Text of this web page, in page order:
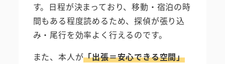
す。日程が決まっており、移動・宿泊の時
間もある程度読めるため、探偵が張り込
み・尾行を効率よく行えるのです。
また、本人が「出張＝安心できる空間」